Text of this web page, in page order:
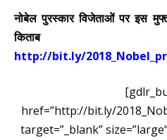
नोबेल पुरस्कार विजेताओं पर इस
http://bit.ly/
href=”http://bit.ly/
target=”_blank”